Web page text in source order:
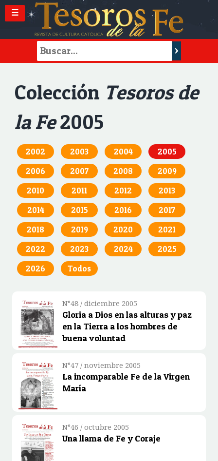
☰
Colección Tesoros de
la Fe2005
2002 2003 2004
2005
2006
2007 2008
2009
2010
2011 2012
2013
2014
2015 2016
2017
2018
2019 2020
2021
2022
2023 2024
2025
2026
Todos
N°48 / diciembre 2005
Gloria a Dios en las alturas y paz
en la Tierra a los hombres de
buena voluntad
N°47 / noviembre 2005
La incomparable Fe de la Virgen
María
N°46 / octubre 2005
Una llama de Fe y Coraje